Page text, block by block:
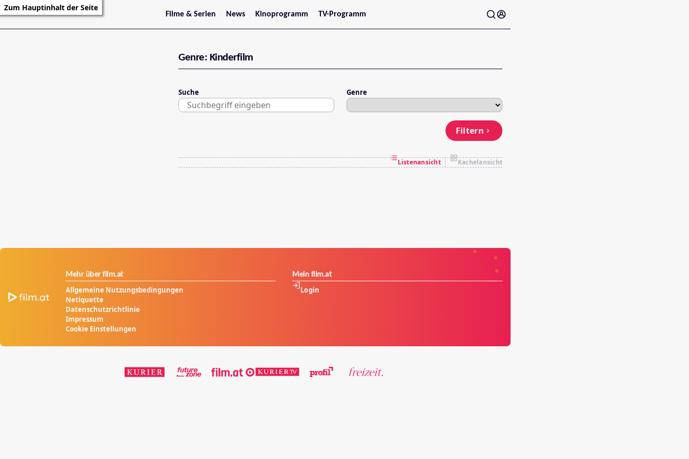
Zum Hauptinhalt der Seite
Filme & Serien
Trailer
Serienarchiv
News
Stars
Kinoprogramm
Jetzt im Kino
Oberösterreich
Kärnten
Salzburg
TV-Programm
Genre: Kinderfilm
Suche Genre
Filtern
Listenansicht Kachelansicht
Mehr über film.at
Allgemeine Nutzungsbedingungen
Netiquette
Datenschutzrichtlinie
Impressum
Cookie Einstellungen
Mein film.at
Login